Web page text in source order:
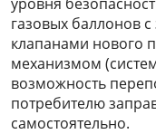
газовых баллонов
клапанами нового
механизмом
возможность
потребителю
самостоятельно.